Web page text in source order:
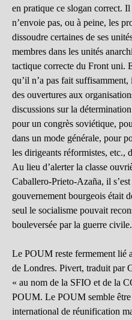
en pratique ce slogan correct. Il
n’envoie pas, ou à peine, les
dissoudre certaines de ses
membres dans les unités
tactique correcte du Front uni.
qu’il n’a pas fait
des ouvertures aux
discussions sur la
pour un congrès soviétique,
dans un mode générale, pour
les dirigeants réformistes, etc.,
Au lieu d’alerter la classe
Caballero-Prieto-Azaña, il
gouvernement bourgeois était
seul le socialisme pouvait
bouleversée par la guerre civile.
Le POUM reste fermement lié
de Londres. Pivert, traduit par
« au nom de la SFIO et de la
POUM. Le POUM semble être
international de réunification